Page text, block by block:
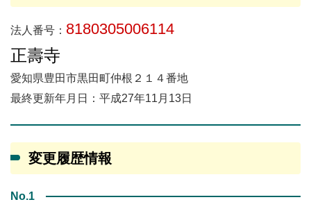
法人番号： 8180305006114
正壽寺
愛知県豊田市黒田町仲根２１４番地
最終更新年月日：平成27年11月13日
変更履歴情報
No.1